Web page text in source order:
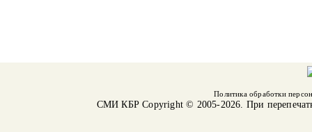
Политика обработки
СМИ КБРCopyright © 2005-2026. При